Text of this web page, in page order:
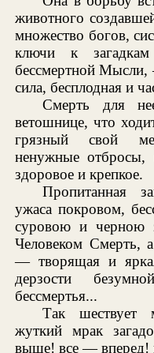
животного
множество богов,
ключи к
бессмертной Мысли,
сила, бесплодная и
Смерть для
ветошнице, что
грязный свой
ненужные
здоровое и крепкое.
Пропитанная
ужаса покровом,
суровою и черною
Человеком Смерть,
— творящая и
дерзости
бессмертья...
Так шествует
жуткий мрак
выше! все —